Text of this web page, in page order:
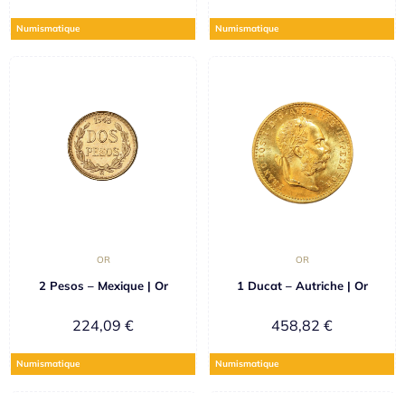
Numismatique Numismatique
OR
2 Pesos – Mexique | Or
224,09 €
Numismatique
OR
1 Ducat – Autriche | Or
458,82 €
Numismatique